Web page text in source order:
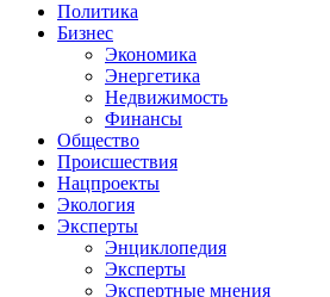
Политика
Бизнес
Экономика
Энергетика
Недвижимость
Финансы
Общество
Происшествия
Нацпроекты
Экология
Эксперты
Энциклопедия
Эксперты
Экспертные мнения